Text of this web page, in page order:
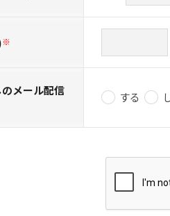
※
メール配信
する